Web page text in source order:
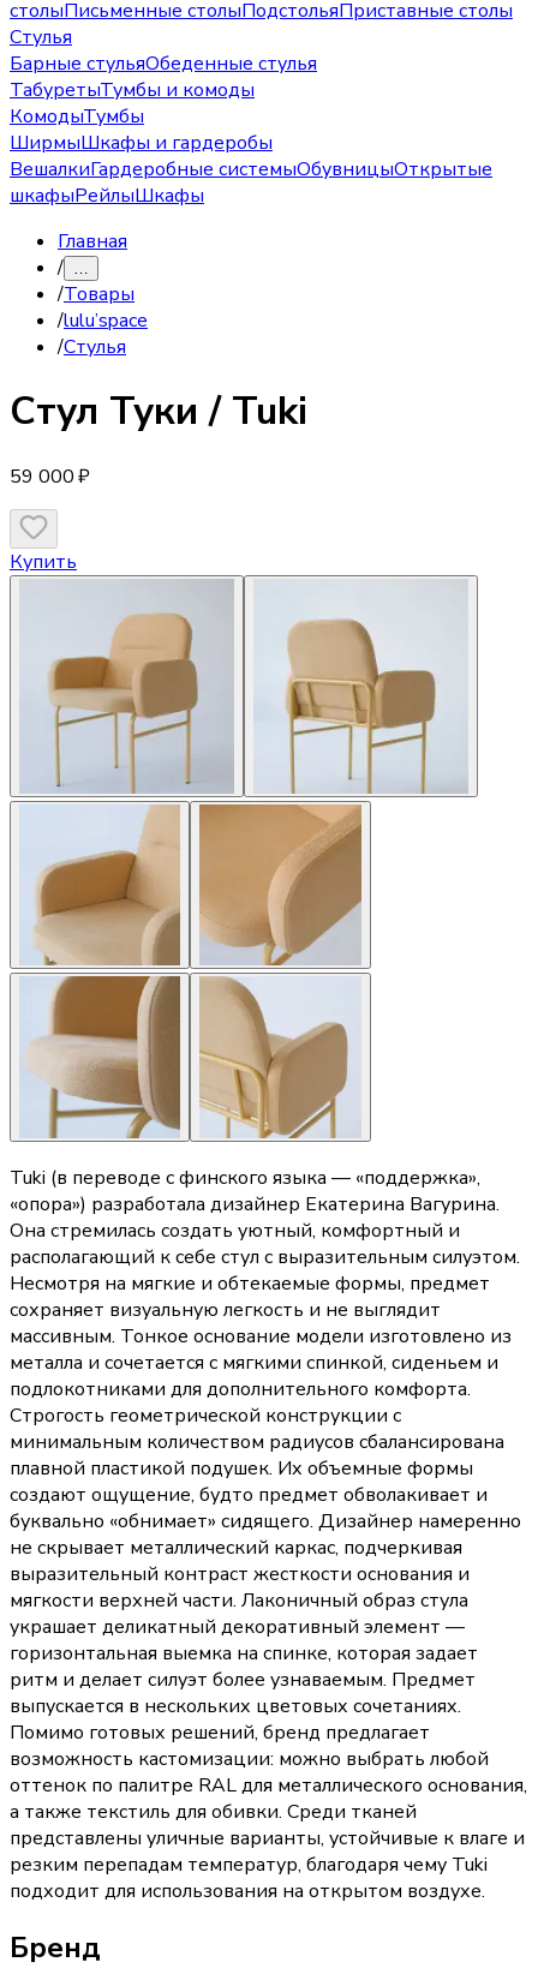
столыПисьменные столыПодстольяПриставные столы
Стулья
Барные стульяОбеденные стулья
ТабуретыТумбы и комоды
КомодыТумбы
ШирмыШкафы и гардеробы
ВешалкиГардеробные системыОбувницыОткрытые
шкафыРейлыШкафы
Главная
/ …
/Товары
/lulu’space
/Стулья
Стул Туки / Tuki
59 000 ₽
Купить
Tuki (в переводе с финского языка — «поддержка»,
«опора») разработала дизайнер Екатерина Вагурина.
Она стремилась создать уютный, комфортный и
располагающий к себе стул с выразительным силуэтом.
Несмотря на мягкие и обтекаемые формы, предмет
сохраняет визуальную легкость и не выглядит
массивным. Тонкое основание модели изготовлено из
металла и сочетается с мягкими спинкой, сиденьем и
подлокотниками для дополнительного комфорта.
Строгость геометрической конструкции с
минимальным количеством радиусов сбалансирована
плавной пластикой подушек. Их объемные формы
создают ощущение, будто предмет обволакивает и
буквально «обнимает» сидящего. Дизайнер намеренно
не скрывает металлический каркас, подчеркивая
выразительный контраст жесткости основания и
мягкости верхней части. Лаконичный образ стула
украшает деликатный декоративный элемент —
горизонтальная выемка на спинке, которая задает
ритм и делает силуэт более узнаваемым. Предмет
выпускается в нескольких цветовых сочетаниях.
Помимо готовых решений, бренд предлагает
возможность кастомизации: можно выбрать любой
оттенок по палитре RAL для металлического основания,
а также текстиль для обивки. Среди тканей
представлены уличные варианты, устойчивые к влаге и
резким перепадам температур, благодаря чему Tuki
подходит для использования на открытом воздухе.
Бренд